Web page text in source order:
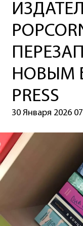
НОВЫМ
PRESS
30 Января 2026